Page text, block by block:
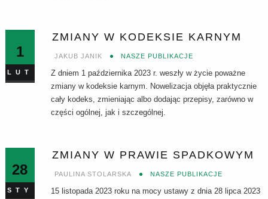
1
LUT
ZMIANY W KODEKSIE KARNYM
JAKUB JANIK NASZE PUBLIKACJE
Z dniem 1 października 2023 r. weszły w życie poważne
zmiany w kodeksie karnym. Nowelizacja objęła praktycznie
cały kodeks, zmieniając albo dodając przepisy, zarówno w
części ogólnej, jak i szczególnej.
28
STY
ZMIANY W PRAWIE SPADKOWYM
PAULINA STOLARSKA NASZE PUBLIKACJE
15 listopada 2023 roku na mocy ustawy z dnia 28 lipca 2023